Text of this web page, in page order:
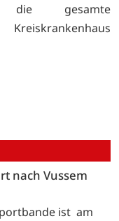
gesamte
nach Vussem
ist am